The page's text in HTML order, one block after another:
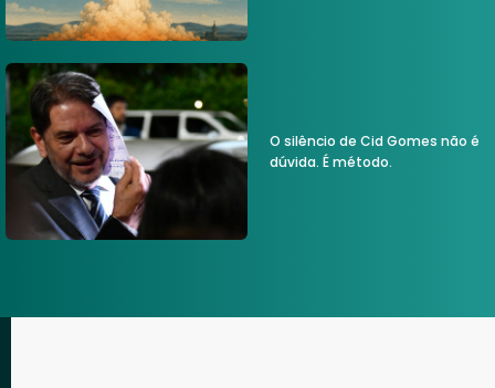
O silêncio de Cid Gomes não é
dúvida. É método.